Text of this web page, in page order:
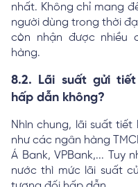
nhất. Không chỉ mang
người dùng trong thời
còn nhận được nhiều
hàng.
8.2. Lãi suất gửi tiết
hấp dẫn không?
Nhìn chung, lãi suất
như các ngân hàng
Á Bank, VPBank,... Tuy
nước thì mức lãi suất